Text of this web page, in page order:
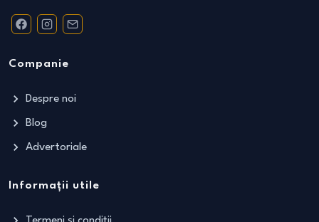
Companie
Despre noi
Blog
Advertoriale
Informații utile